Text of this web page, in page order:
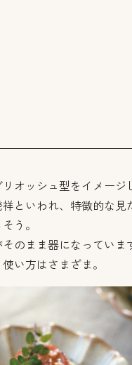
オッシュ型をイメージ
といわれ、特徴的な見
う。
のまま器になっていま
い方はさまざま。